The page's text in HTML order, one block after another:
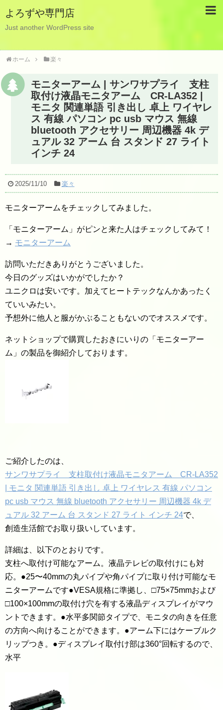
よろずや専門店
Just another WordPress site
ホーム 楽々
モニターアーム | サンワサプライ 支柱
取付け液晶モニタアーム CR-LA352 |
モニタ 関連単語 引き出し 卓上 ワイヤレ
ス 有線 パソコン pc usb マウス 無線
bluetooth アクセサリー 周辺機器 4k デ
ュアル 32 アーム 台 スタンド 27 ライト
インチ 24
2025/11/10 楽々
モニターアームをチェックしてみました。
「モニターアーム」がピンと来た人はチェックしてみて！
→ モニターアーム
訪問いただきありがとうございました。
今日のグッズはいかがでしたか？
ユニクロは安いです。加えてヒートテックなんかあったく
ていいみたい。
予想外に他人と服がかぶることもないのでオススメです。
ネットショップで購買したおきにいりの「モニターアー
ム」の製品を御紹介しております。
ご紹介したのは、
サンワサプライ 支柱取付け液晶モニタアーム CR-LA352
| モニタ 関連単語 引き出し 卓上 ワイヤレス 有線 パソコン
pc usb マウス 無線 bluetooth アクセサリー 周辺機器 4k デ
ュアル 32 アーム 台 スタンド 27 ライト インチ 24で、
創造生活館でお取り扱いしています。
詳細は、以下のとおりです。
支柱へ取付け可能なアーム。液晶テレビの取付けにも対
応。●25〜40mmの丸パイプや角パイプに取り付け可能なモ
ニターアームです●VESA規格に準拠し、□75×75mmおよび
□100×100mmの取付け穴を有する液晶ディスプレイがマウ
ントできます。●水平多関節タイプで、モニタの向きを任意
の方向へ向けることができます。●アーム下にはケーブルク
リップつき。●ディスプレイ取付け部は360°回転するので、
水平